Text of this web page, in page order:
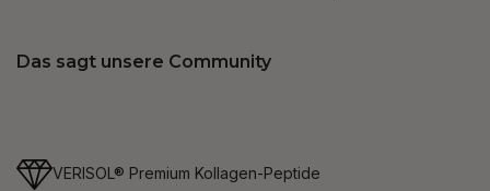
Das sagt unsere Community
VERISOL® Premium Kollagen-Peptide